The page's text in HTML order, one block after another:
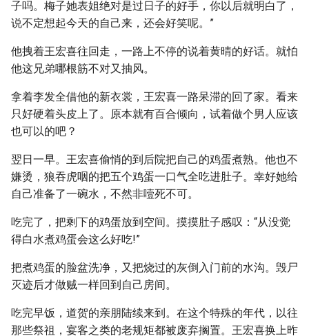
子吗。梅子她表姐绝对是过日子的好手，你以后就明白了，
说不定想起今天的自己来，还会好笑呢。”
他拽着王宏喜往回走，一路上不停的说着黄晴的好话。就怕
他这兄弟哪根筋不对又抽风。
拿着李发全借他的新衣裳，王宏喜一路呆滞的回了家。看来
只好硬着头皮上了。原本就有百合倾向，试着做个男人应该
也可以的吧？
翌日一早。王宏喜偷悄的到后院把自己的鸡蛋煮熟。他也不
嫌烫，狼吞虎咽的把五个鸡蛋一口气全吃进肚子。幸好她给
自己准备了一碗水，不然非噎死不可。
吃完了，把剩下的鸡蛋放到空间。摸摸肚子感叹：“从没觉
得白水煮鸡蛋会这么好吃!”
把煮鸡蛋的脸盆洗净，又把烧过的灰倒入门前的水沟。毁尸
灭迹后才做贼一样回到自己房间。
吃完早饭，道贺的亲朋陆续来到。在这个特殊的年代，以往
那些祭祖，宴客之类的老规矩都被废弃搁置。王宏喜换上昨